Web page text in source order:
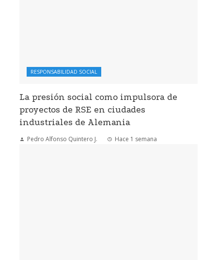
RESPONSABILIDAD SOCIAL
La presión social como impulsora de
proyectos de RSE en ciudades
industriales de Alemania
Pedro Alfonso Quintero J. Hace 1 semana